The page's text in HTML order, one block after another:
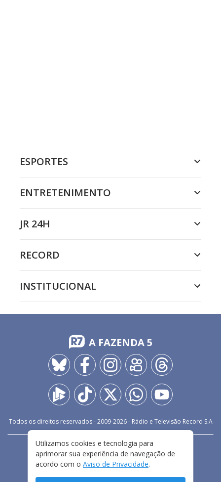
ESPORTES
ENTRETENIMENTO
JR 24H
RECORD
INSTITUCIONAL
A FAZENDA 5
Todos os direitos reservados - 2009-2026- Rádio e Televisão Record S.A
FALE CONOSCO
PRIVACIDADE
TERMOS E CONDIÇÕES DE USO
Utilizamos cookies e tecnologia para
aprimorar sua experiência de navegação de
acordo com o Aviso de Privacidade.